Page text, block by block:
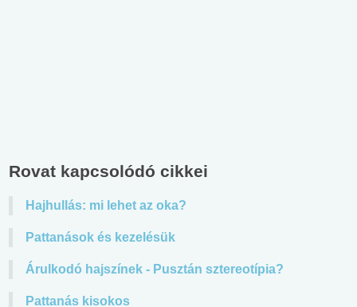
Rovat kapcsolódó cikkei
Hajhullás: mi lehet az oka?
Pattanások és kezelésük
Árulkodó hajszínek - Pusztán sztereotípia?
Pattanás kisokos